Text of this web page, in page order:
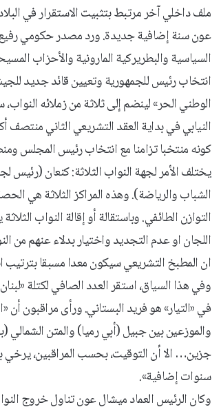
ملف داخلي آخر مرتبط بتثبيت الاستقرار في
عون سنة إضافية جديدة. ورد مصدر حكومي رفيع
السياسية والبطريركية المارونية والأحزاب
انتخاب رئيس للجمهورية وتعيين قائد جديد
الوطني الحر» لينضم إلى ثلاثة من زملائه
النيابي في بداية العقد التشريعي الثاني
كونه منتخبا تزامنا مع انتخاب رئيس المجلس
يختلف الأمر لجهة النواب الثلاثة: كنعان
الشباب والرياضة). وهذه المراكز الثلاثة هي
التوازن الطائفي. وباستقالة أو إقالة النواب
اللجان او عدم التجديد واختيار بدلاء عنهم من
ان المطبخ التشريعي سيكون معدا مسبقا بترتيب
في «التيار» هو فريد البستاني. ورأى مراقبون أن
والموزعين بين جبيل (أبي رميا) والمتن
جزين… الا أن التوقيت، بحسب المراقبين، يرخي
سنوات إضافية».
وكان الرئيس العماد ميشال عون تناول خروج